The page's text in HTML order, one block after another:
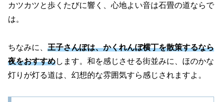
カツカツと歩くたびに響く、心地よい音は石畳の道ならで
は。
ちなみに、 王子さんぽは、かくれんぼ横丁を散策するなら
夜をおすすめします。和を感じさせる街並みに、ほのかな
灯りが灯る道は、幻想的な雰囲気すら感じされますよ。